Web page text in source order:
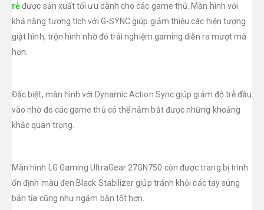
rẻđược sản xuất tối ưu dành cho các game thủ. Màn hình với
khả năng tương tích với G-SYNC giúp giảm thiệu các hiện tượng
giật hình, trộn hình nhờ đó trải nghiệm gaming diễn ra mượt mà
hơn.
Đặc biệt, màn hình với Dynamic Action Sync giúp giảm độ trễ đầu
vào nhờ đó các game thủ có thể nắm bắt được những khoảng
khắc quan trọng.
Màn hình LG Gaming UltraGear 27GN750 còn được trang bị trình
ổn định màu đen Black Stabilizer giúp tránh khỏi các tay súng
bắn tỉa cũng như ngắm bắn tốt hơn.